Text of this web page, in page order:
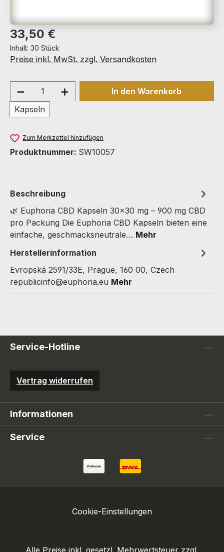
Regulärer Preis:
33,50 €
Inhalt: 30 Stück
Preise inkl. MwSt. zzgl. Versandkosten
Produkt Anzahl: Gib den
Kapseln
In den Warenkorb
Zum Merkzettel hinzufügen
Produktnummer: SW10057
Beschreibung
🌿 Euphoria CBD Kapseln 30×30 mg – 900 mg CBD
pro Packung Die Euphoria CBD Kapseln bieten eine
einfache, geschmacksneutrale… Mehr
Herstellerinformation
Evropská 2591/33E, Prague, 160 00, Czech
republicinfo@euphoria.eu Mehr
Service-Hotline
Vertrag widerrufen
Informationen
Service
Cookie-Einstellungen
Alle Preise inkl. gesetzl. Mehrwertsteuer zzgl.